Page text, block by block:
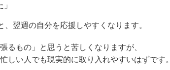
、翌週の自分を応援しやすくなります。
るもの」と思うと苦しくなりますが、
しい人でも現実的に取り入れやすいはずです。